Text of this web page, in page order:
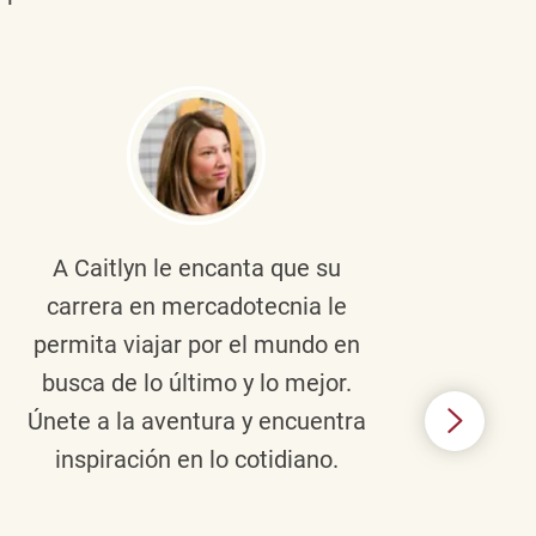
A Caitlyn le encanta que su
carrera en mercadotecnia le
permita viajar por el mundo en
busca de lo último y lo mejor.
Únete a la aventura y encuentra
inspiración en lo cotidiano.